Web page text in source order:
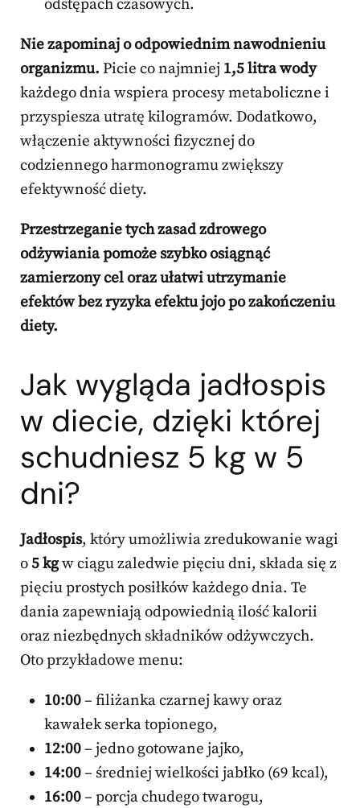
odstępach czasowych.
Nie zapominaj o odpowiednim nawodnieniu
organizmu. Picie co najmniej 1,5 litra wody
każdego dnia wspiera procesy metaboliczne i
przyspiesza utratę kilogramów. Dodatkowo,
włączenie aktywności fizycznej do
codziennego harmonogramu zwiększy
efektywność diety.
Przestrzeganie tych zasad zdrowego
odżywiania pomoże szybko osiągnąć
zamierzony cel oraz ułatwi utrzymanie
efektów bez ryzyka efektu jojo po zakończeniu
diety.
Jak wygląda jadłospis
w diecie, dzięki której
schudniesz 5 kg w 5
dni?
Jadłospis, który umożliwia zredukowanie wagi
o5 kgw ciągu zaledwie pięciu dni, składa się z
pięciu prostych posiłków każdego dnia. Te
dania zapewniają odpowiednią ilość kalorii
oraz niezbędnych składników odżywczych.
Oto przykładowe menu:
10:00– filiżanka czarnej kawy oraz
kawałek serka topionego,
12:00– jedno gotowane jajko,
14:00– średniej wielkości jabłko (69 kcal),
16:00– porcja chudego twarogu,